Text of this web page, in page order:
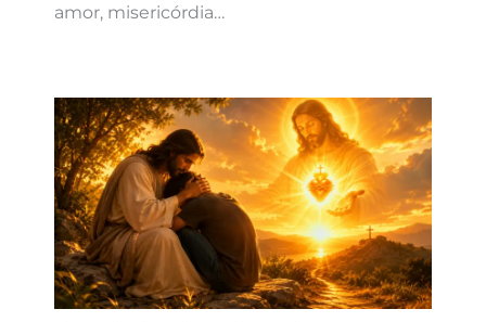
amor, misericórdia…